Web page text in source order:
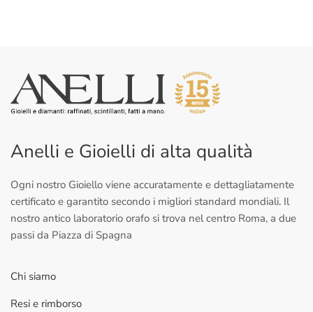
Anelli e Gioielli di alta qualità
Ogni nostro Gioiello viene accuratamente e dettagliatamente
certificato e garantito secondo i migliori standard mondiali. Il
nostro antico laboratorio orafo si trova nel centro Roma, a due
passi da Piazza di Spagna
Chi siamo
Resi e rimborso